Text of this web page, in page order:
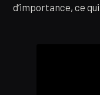
d’importance, ce